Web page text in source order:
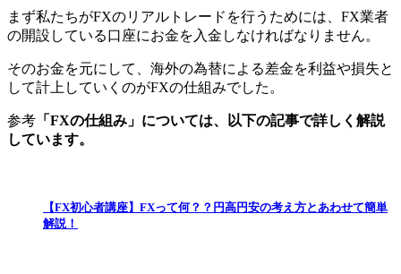
まず私たちがFXのリアルトレードを行うためには、FX業者
の開設している口座にお金を入金 しなければなりません。
そのお金を元にして、海外の為替による差金を利益や損失と
して計上していくのがFXの仕組みでした。
参考 「FXの仕組み」については、以下の記事で詳しく解説
しています。
【FX初心者講座】FXって何？？円高円安の考え方とあわせて簡単
解説！